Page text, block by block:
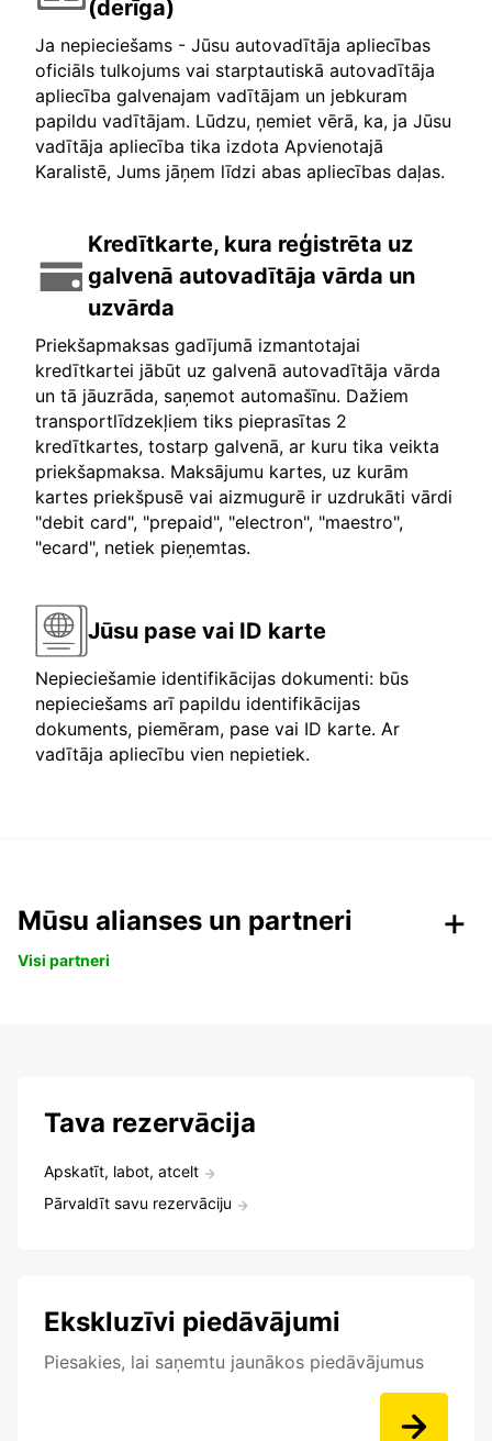
(derīga)
Ja nepieciešams - Jūsu autovadītāja apliecības
oficiāls tulkojums vai starptautiskā autovadītāja
apliecība galvenajam vadītājam un jebkuram
papildu vadītājam. Lūdzu, ņemiet vērā, ka, ja Jūsu
vadītāja apliecība tika izdota Apvienotajā
Karalistē, Jums jāņem līdzi abas apliecības daļas.
Kredītkarte, kura reģistrēta uz
galvenā autovadītāja vārda un
uzvārda
Priekšapmaksas gadījumā izmantotajai
kredītkartei jābūt uz galvenā autovadītāja vārda
un tā jāuzrāda, saņemot automašīnu. Dažiem
transportlīdzekļiem tiks pieprasītas 2
kredītkartes, tostarp galvenā, ar kuru tika veikta
priekšapmaksa. Maksājumu kartes, uz kurām
kartes priekšpusē vai aizmugurē ir uzdrukāti vārdi
"debit card", "prepaid", "electron", "maestro",
"ecard", netiek pieņemtas.
Jūsu pase vai ID karte
Nepieciešamie identifikācijas dokumenti: būs
nepieciešams arī papildu identifikācijas
dokuments, piemēram, pase vai ID karte. Ar
vadītāja apliecību vien nepietiek.
Mūsu alianses un partneri
Visi partneri
Tava rezervācija
Apskatīt, labot, atcelt
Pārvaldīt savu rezervāciju
Ekskluzīvi piedāvājumi
Piesakies, lai saņemtu jaunākos piedāvājumus